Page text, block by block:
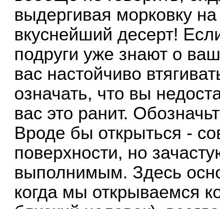
выдергивая морковку
вкуснейший десерт!
подруги уже знают о
вас настойчиво
означать, что вы
вас это ранит.
Вроде бы открыться -
поверхности, но
выполнимым. Здесь
когда мы открываемся